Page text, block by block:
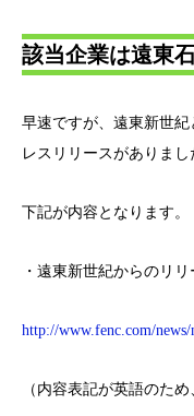
該当企業は遠東
早速ですが、遠東新世
レスリリースがありまし
下記が内容となります。
・遠東新世紀からのリリ
http://www.fenc.com/
（内容表記が英語のた